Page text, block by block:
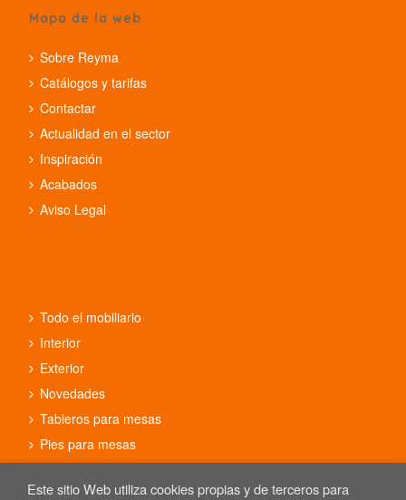
Mapa de la web
Sobre Reyma
Catálogos y tarifas
Contactar
Actualidad en el sector
Inspiración
Acabados
Aviso Legal
Todo el mobiliario
Interior
Exterior
Novedades
Tableros para mesas
Pies para mesas
Este sitio Web utiliza cookies propias y de terceros para